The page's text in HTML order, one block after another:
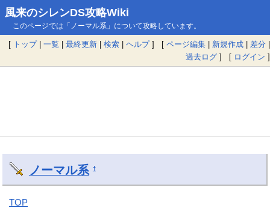
風来のシレンDS攻略Wiki
このページでは「ノーマル系」について攻略しています。
[ トップ| 一覧 | 最終更新 | 検索 | ヘルプ] [ ページ編集 | 新規作成 | 差分 |
過去ログ ] [ ログイン ]
ノーマル系 †
TOP